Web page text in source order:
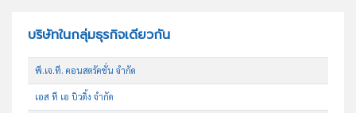
บริษัทในกลุ่มธุรกิจเดียวกัน
พี.เจ.ที. คอนสตรัคชั่น จำกัด
เอส ที เอ บิวดิ้ง จำกัด